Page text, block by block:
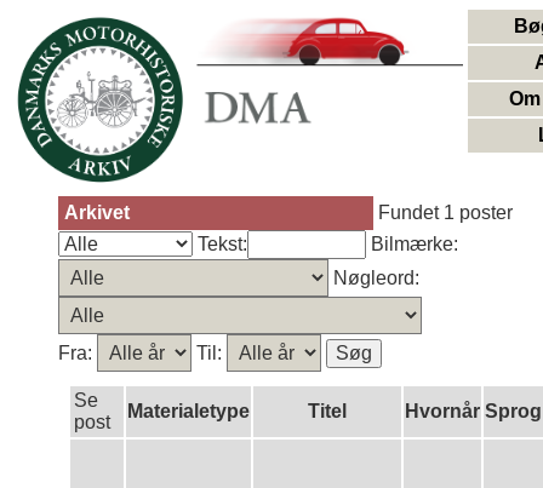
Arkivet
Fundet 1 poster
Tekst:
Bilmærke:
Nøgleord:
Fra: Til:
Se
post
Materialetype Titel Hvornår Sprog